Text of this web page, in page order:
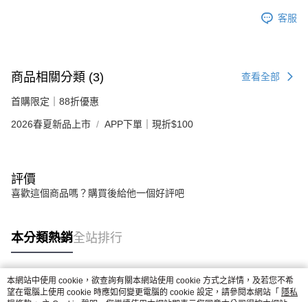
客服
商品相關分類 (3) 查看全部
首購限定｜88折優惠
2026春夏新品上市 APP下單｜現折$100
評價
喜歡這個商品嗎？購買後給他一個好評吧
本分類熱銷全站排行
熱門標籤
本網站中使用 cookie，欲查詢有關本網站使用 cookie 方式之詳情，及若您不希
望在電腦上使用 cookie 時應如何變更電腦的 cookie 設定，請參閱本網站「 隱私